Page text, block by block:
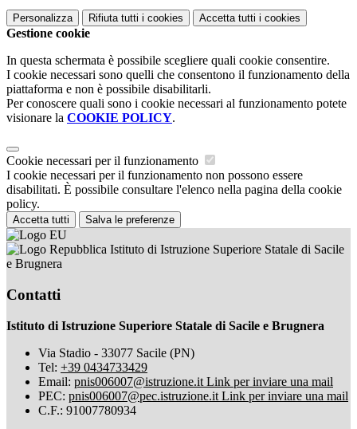
Personalizza Rifiuta tutti i cookies Accetta tutti i cookies
Gestione cookie
In questa schermata è possibile scegliere quali cookie consentire.
I cookie necessari sono quelli che consentono il funzionamento della
piattaforma e non è possibile disabilitarli.
Per conoscere quali sono i cookie necessari al funzionamento potete
visionare la COOKIE POLICY.
Cookie necessari per il funzionamento
I cookie necessari per il funzionamento non possono essere
disabilitati. È possibile consultare l'elenco nella pagina della cookie
policy.
Accetta tutti Salva le preferenze
Istituto di Istruzione Superiore Statale di Sacile
e Brugnera
Contatti
Istituto di Istruzione Superiore Statale di Sacile e Brugnera
Via Stadio - 33077 Sacile (PN)
Tel: +39 0434733429
Email: pnis006007@istruzione.it Link per inviare una mail
PEC: pnis006007@pec.istruzione.it Link per inviare una mail
C.F.: 91007780934